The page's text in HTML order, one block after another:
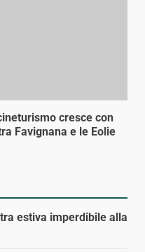
cresce con
Favignana e le Eolie
estiva imperdibile alla